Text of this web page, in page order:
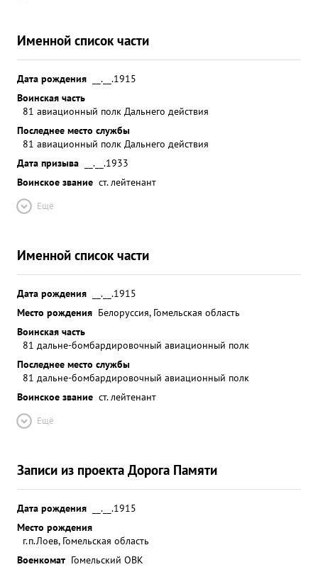
Именной список части
Дата рождения
__.__.1915
Воинская часть
81 авиационный полк Дальнего действия
Последнее место службы
81 авиационный полк Дальнего действия
Дата призыва
__.__.1933
Воинское звание ст. лейтенант
Ещё
Именной список части
Дата рождения
__.__.1915
Место рождения Белоруссия, Гомельская область
Воинская часть
81 дальне-бомбардировочный авиационный полк
Последнее место службы
81 дальне-бомбардировочный авиационный полк
Воинское звание ст. лейтенант
Ещё
Записи из проекта Дорога Памяти
Дата рождения
__.__.1915
Место рождения
г.п.Лоев, Гомельская область
Военкомат Гомельский ОВК